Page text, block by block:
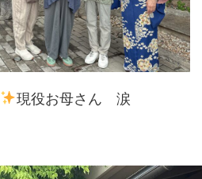
現役お母さん 涙